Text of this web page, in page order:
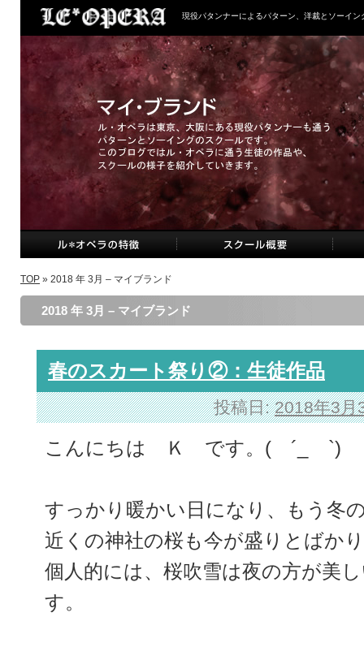
現役パタンナーによるパターン、洋裁とソーイン
TOP » 2018 年 3月 – マイブランド
2018 年 3月 – マイブランド
春のスカート祭り②：生徒作品
投稿日: 2018年3月
こんにちは Ｋ です。( ´_ゝ`)
すっかり暖かい日になり、もう冬
近くの神社の桜も今が盛りとばか
個人的には、桜吹雪は夜の方が美
す。